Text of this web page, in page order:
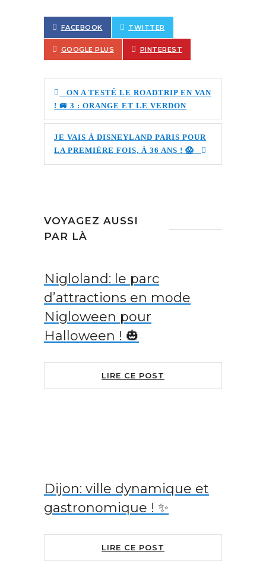
FACEBOOK TWITTER
GOOGLE PLUS PINTEREST
ON A TESTÉ LE ROADTRIP EN VAN
! 🚐 3 : ORANGE ET LE VERDON
JE VAIS À DISNEYLAND PARIS POUR
LA PREMIÈRE FOIS, À 36 ANS ! 😱
VOYAGEZ AUSSI
PAR LÀ
Nigloland: le parc
d’attractions en mode
Nigloween pour
Halloween ! 🎃
LIRE CE POST
Dijon: ville dynamique et
gastronomique ! ✨
LIRE CE POST